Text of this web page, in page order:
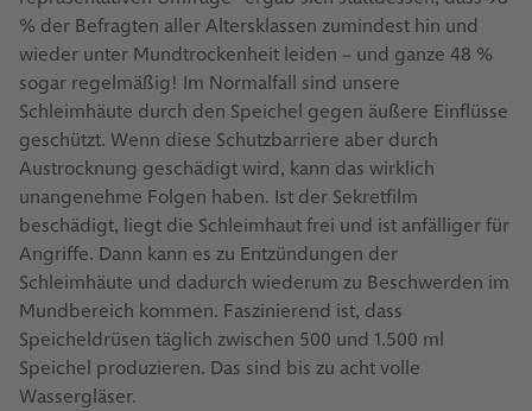
% der Befragten aller Altersklassen zumindest hin und
wieder unter Mundtrockenheit leiden – und ganze 48 %
sogar regelmäßig! Im Normalfall sind unsere
Schleimhäute durch den Speichel gegen äußere Einflüsse
geschützt. Wenn diese Schutzbarriere aber durch
Austrocknung geschädigt wird, kann das wirklich
unangenehme Folgen haben. Ist der Sekretfilm
beschädigt, liegt die Schleimhaut frei und ist anfälliger für
Angriffe. Dann kann es zu Entzündungen der
Schleimhäute und dadurch wiederum zu Beschwerden im
Mundbereich kommen. Faszinierend ist, dass
Speicheldrüsen täglich zwischen 500 und 1.500 ml
Speichel produzieren. Das sind bis zu acht volle
Wassergläser.